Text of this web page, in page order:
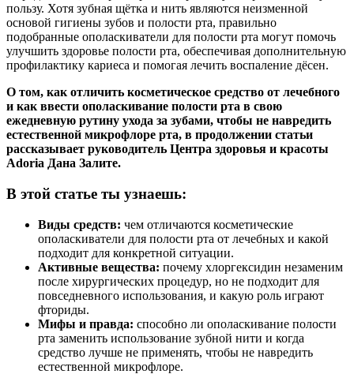
пользу. Хотя зубная щётка и нить являются неизменной
основой гигиены зубов и полости рта, правильно
подобранные ополаскиватели для полости рта могут помочь
улучшить здоровье полости рта, обеспечивая дополнительную
профилактику кариеса и помогая лечить воспаление дёсен.
О том, как отличить косметическое средство от лечебного
и как ввести ополаскивание полости рта в свою
ежедневную рутину ухода за зубами, чтобы не навредить
естественной микрофлоре рта, в продолжении статьи
рассказывает руководитель Центра здоровья и красоты
Adoria Дана Залите.
В этой статье ты узнаешь:
Виды средств: чем отличаются косметические
ополаскиватели для полости рта от лечебных и какой
подходит для конкретной ситуации.
Активные вещества: почему хлоргексидин незаменим
после хирургических процедур, но не подходит для
повседневного использования, и какую роль играют
фториды.
Мифы и правда: способно ли ополаскивание полости
рта заменить использование зубной нити и когда
средство лучше не применять, чтобы не навредить
естественной микрофлоре.